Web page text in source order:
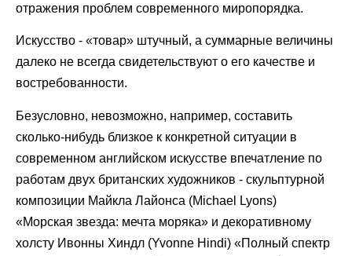
отражения проблем современного миропорядка.
Искусство - «товар» штучный, а суммарные величины
далеко не всегда свидетельствуют о его качестве и
востребованности.
Безусловно, невозможно, например, составить
сколько-нибудь близкое к конкретной ситуации в
современном английском искусстве впечатление по
работам двух британских художников - скульптурной
композиции Майкла Лайонса (Michael Lyons)
«Морская звезда: мечта моряка» и декоративному
холсту Ивонны Хиндл (Yvonne Hindi) «Полный спектр